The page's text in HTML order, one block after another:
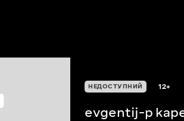
НЕДОСТУПНИЙ 12+
evgentij-p